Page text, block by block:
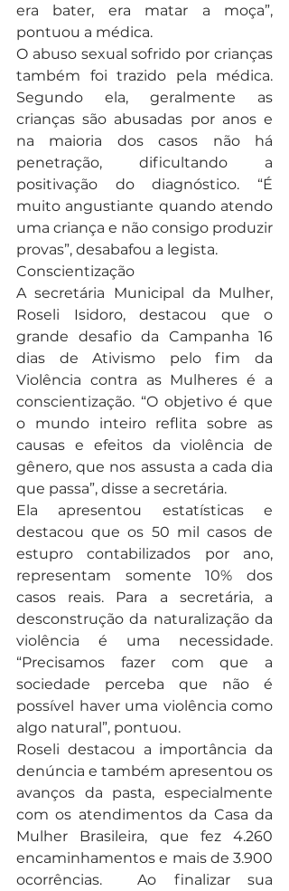
era bater, era matar a moça”,
pontuou a médica.
O abuso sexual sofrido por crianças
também foi trazido pela médica.
Segundo ela, geralmente as
crianças são abusadas por anos e
na maioria dos casos não há
penetração, dificultando a
positivação do diagnóstico. “É
muito angustiante quando atendo
uma criança e não consigo produzir
provas”, desabafou a legista.
Conscientização
A secretária Municipal da Mulher,
Roseli Isidoro, destacou que o
grande desafio da Campanha 16
dias de Ativismo pelo fim da
Violência contra as Mulheres é a
conscientização. “O objetivo é que
o mundo inteiro reflita sobre as
causas e efeitos da violência de
gênero, que nos assusta a cada dia
que passa”, disse a secretária.
Ela apresentou estatísticas e
destacou que os 50 mil casos de
estupro contabilizados por ano,
representam somente 10% dos
casos reais. Para a secretária, a
desconstrução da naturalização da
violência é uma necessidade.
“Precisamos fazer com que a
sociedade perceba que não é
possível haver uma violência como
algo natural”, pontuou.
Roseli destacou a importância da
denúncia e também apresentou os
avanços da pasta, especialmente
com os atendimentos da Casa da
Mulher Brasileira, que fez 4.260
encaminhamentos e mais de 3.900
ocorrências.  Ao finalizar sua